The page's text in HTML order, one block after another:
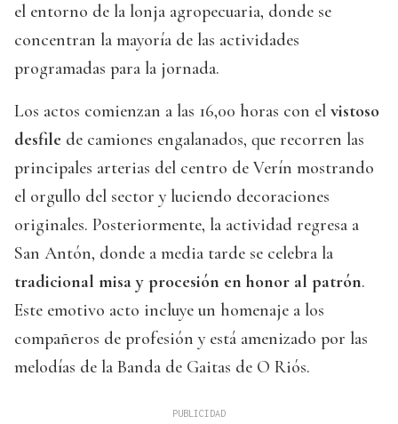
el entorno de la lonja agropecuaria, donde se
concentran la mayoría de las actividades
programadas para la jornada.
Los actos comienzan a las 16,00 horas con el vistoso
desfile de camiones engalanados, que recorren las
principales arterias del centro de Verín mostrando
el orgullo del sector y luciendo decoraciones
originales. Posteriormente, la actividad regresa a
San Antón, donde a media tarde se celebra la
tradicional misa y procesión en honor al patrón.
Este emotivo acto incluye un homenaje a los
compañeros de profesión y está amenizado por las
melodías de la Banda de Gaitas de O Riós.